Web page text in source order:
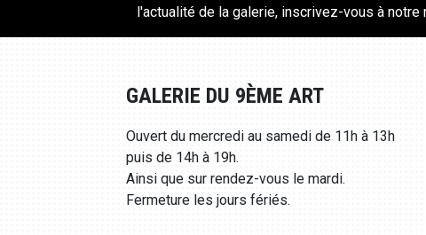
l'actualité de la galerie, inscrivez-vous à notre
GALERIE DU 9ÈME ART
Ouvert du mercredi au samedi de 11h à 13h
puis de 14h à 19h.
Ainsi que sur rendez-vous le mardi.
Fermeture les jours fériés.